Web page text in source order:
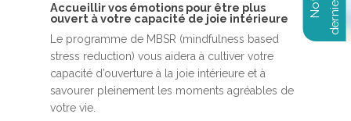
Accueillir vos émotions pour être plus
ouvert à votre capacité de joie intérieure
Le programme de MBSR (mindfulness based
stress reduction) vous aidera à cultiver votre
capacité d’ouverture à la joie intérieure et à
savourer pleinement les moments agréables de
votre vie.